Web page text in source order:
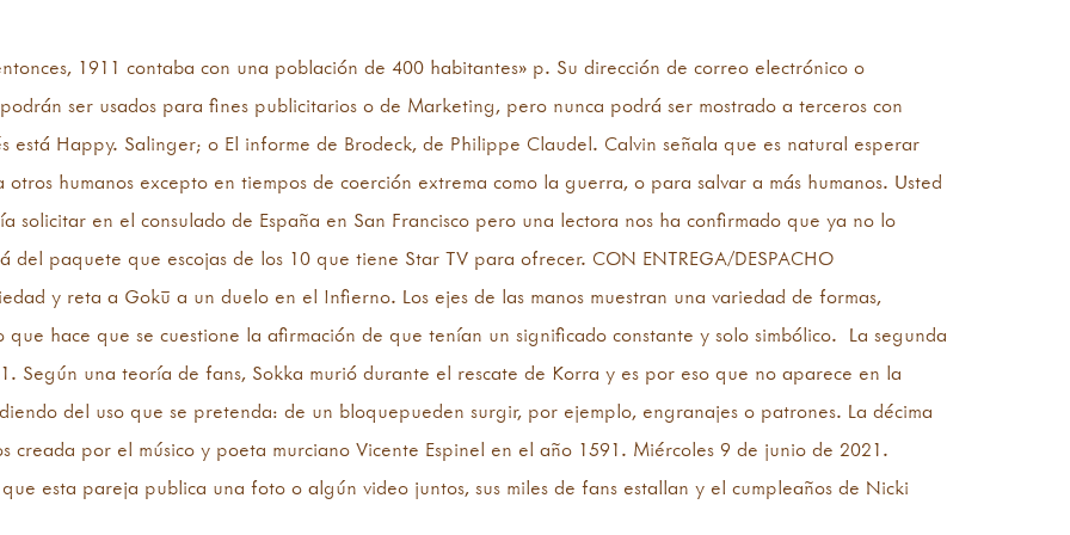
1911 contaba con una población de 400 habitantes» p. Su dirección de correo electrónico o
ser usados para fines publicitarios o de Marketing, pero nunca podrá ser mostrado a terceros con
está Happy. Salinger; o El informe de Brodeck, de Philippe Claudel. Calvin señala que es natural esperar
humanos excepto en tiempos de coerción extrema como la guerra, o para salvar a más humanos. Usted
solicitar en el consulado de España en San Francisco pero una lectora nos ha confirmado que ya no lo
paquete que escojas de los 10 que tiene Star TV para ofrecer. CON ENTREGA/DESPACHO
y reta a Gokū a un duelo en el Infierno. Los ejes de las manos muestran una variedad de formas,
hace que se cuestione la afirmación de que tenían un significado constante y solo simbólico. ​ La segunda
Según una teoría de fans, Sokka murió durante el rescate de Korra y es por eso que no aparece en la
del uso que se pretenda: de un bloquepueden surgir, por ejemplo, engranajes o patrones. La décima
creada por el músico y poeta murciano Vicente Espinel en el año 1591. Miércoles 9 de junio de 2021.
esta pareja publica una foto o algún video juntos, sus miles de fans estallan y el cumpleaños de Nicki